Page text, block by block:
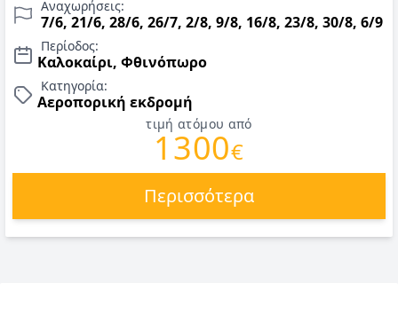
εκδρομές, επίσημοι ξεναγοί, εκδρομές, περιηγήσεις,
μεταφορές και έμπειρος αρχηγός/συνοδός. Τιμές για
Καλοκαίρι 2026.
Αναχωρήσεις:
7/6, 21/6, 28/6, 26/7, 2/8, 9/8, 16/8, 23/8, 30/8, 6/9
Περίοδος:
Καλοκαίρι, Φθινόπωρο
Κατηγορία:
Αεροπορική εκδρομή
τιμή ατόμου από
1300€
Περισσότερα